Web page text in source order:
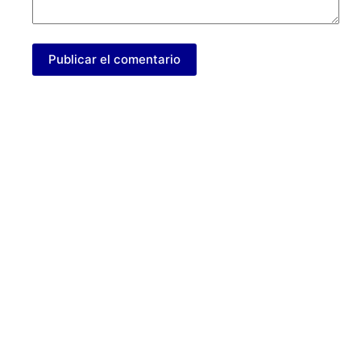
Publicar el comentario